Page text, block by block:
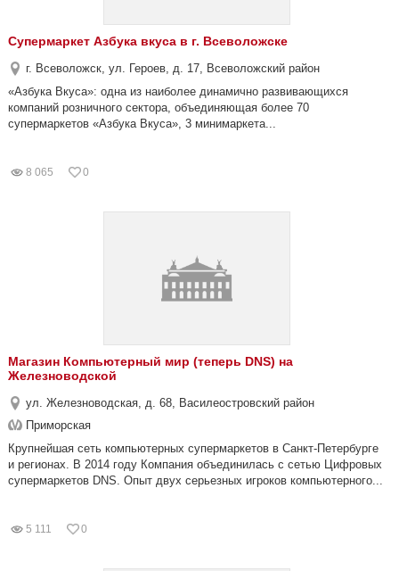
Супермаркет Азбука вкуса в г. Всеволожске
г. Всеволожск, ул. Героев, д. 17, Всеволожский район
«Азбука Вкуса»: одна из наиболее динамично развивающихся
компаний розничного сектора, объединяющая более 70
супермаркетов «Азбука Вкуса», 3 минимаркета...
8 065 0
Магазин Компьютерный мир (теперь DNS) на
Железноводской
ул. Железноводская, д. 68, Василеостровский район
Приморская
Крупнейшая сеть компьютерных супермаркетов в Санкт-Петербурге
и регионах. В 2014 году Компания объединилась с сетью Цифровых
супермаркетов DNS. Опыт двух серьезных игроков компьютерного...
5 111 0